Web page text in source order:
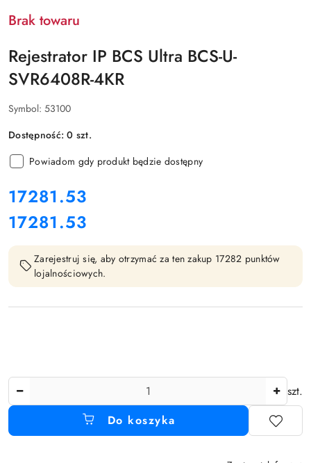
Brak towaru
Rejestrator IP BCS Ultra BCS-U-
SVR6408R-4KR
Symbol: 53100
Dostępność:0 szt.
Powiadom gdy produkt będzie dostępny
cena:
17281.53
Cena:
17281.53
Zarejestruj się, aby otrzymać za ten zakup 17282 punktów
lojalnościowych.
szt.
Do koszyka